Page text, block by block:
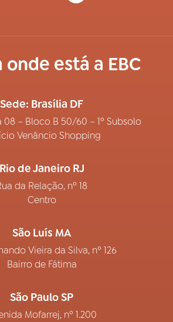
onde está a EBC
Sede: Brasília DF
08 – Bloco B 50/60 – 1º Subsolo
Venâncio Shopping
Rio de Janeiro RJ
da Relação, nº 18
Centro
São Luís MA
Vieira da Silva, nº 126
Bairro de Fátima
São Paulo SP
Mofarrej, nº 1.200